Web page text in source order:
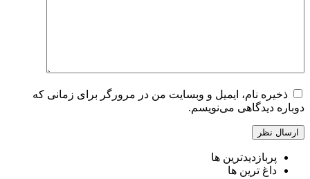
ذخیره نام، ایمیل و وبسایت من در مرورگر برای زمانی که
دوباره دیدگاهی می‌نویسم.
پربازدیدترین ها
داغ ترین ها